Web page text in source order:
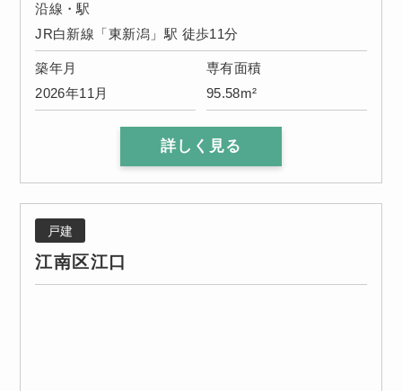
沿線・駅
JR白新線「東新潟」駅 徒歩11分
築年月
2026年11月
専有面積
95.58m²
詳しく見る
戸建
江南区江口